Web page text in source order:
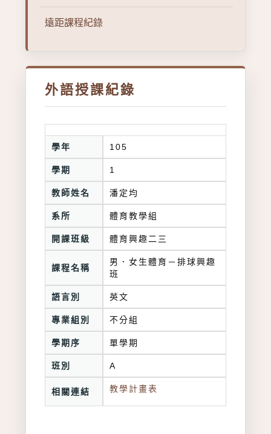
遠距課程紀錄
外語授課紀錄
學年 105
學期 1
教師姓名 潘定均
系所 體育教學組
開課班級 體育興趣二三
課程名稱
男．女生體育－排球興趣
班
語言別 英文
專業組別 不分組
學期序 單學期
班別 A
相關連結 教學計畫表